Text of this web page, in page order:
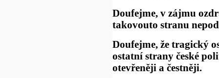
Doufejme, v zájmu
takovouto stranu
Doufejme, že tragický
ostatní strany české
otevřeněji a čestněji.